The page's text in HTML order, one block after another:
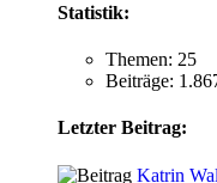
Statistik:
Themen: 25
Beiträge:
Letzter Beitrag:
Katrin